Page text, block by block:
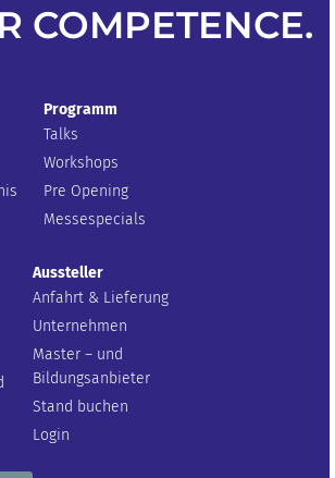
COMPETENCE.
Programm
Talks
Workshops
Pre Opening
Messespecials
Aussteller
Anfahrt & Lieferung
Unternehmen
Master – und
Bildungsanbieter
Stand buchen
Login